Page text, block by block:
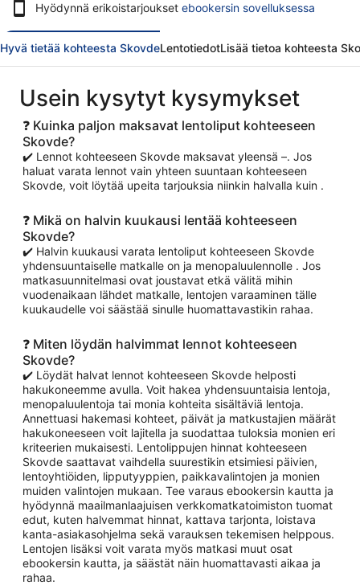
Hyödynnä erikoistarjoukset ebookersin sovelluksessa
Hyvä tietää kohteesta SkovdeLentotiedotLisää tietoa kohteesta
Usein kysytyt kysymykset
❓ Kuinka paljon maksavat lentoliput kohteeseen
Skovde?
✔️ Lennot kohteeseen Skovde maksavat yleensä –. Jos
haluat varata lennot vain yhteen suuntaan kohteeseen
Skovde, voit löytää upeita tarjouksia niinkin halvalla kuin .
❓ Mikä on halvin kuukausi lentää kohteeseen
Skovde?
✔️ Halvin kuukausi varata lentoliput kohteeseen Skovde
yhdensuuntaiselle matkalle on ja menopaluulennolle . Jos
matkasuunnitelmasi ovat joustavat etkä välitä mihin
vuodenaikaan lähdet matkalle, lentojen varaaminen tälle
kuukaudelle voi säästää sinulle huomattavastikin rahaa.
❓ Miten löydän halvimmat lennot kohteeseen
Skovde?
✔️ Löydät halvat lennot kohteeseen Skovde helposti
hakukoneemme avulla. Voit hakea yhdensuuntaisia lentoja,
menopaluulentoja tai monia kohteita sisältäviä lentoja.
Annettuasi hakemasi kohteet, päivät ja matkustajien määrät
hakukoneeseen voit lajitella ja suodattaa tuloksia monien eri
kriteerien mukaisesti. Lentolippujen hinnat kohteeseen
Skovde saattavat vaihdella suurestikin etsimiesi päivien,
lentoyhtiöiden, lipputyyppien, paikkavalintojen ja monien
muiden valintojen mukaan. Tee varaus ebookersin kautta ja
hyödynnä maailmanlaajuisen verkkomatkatoimiston tuomat
edut, kuten halvemmat hinnat, kattava tarjonta, loistava
kanta-asiakasohjelma sekä varauksen tekemisen helppous.
Lentojen lisäksi voit varata myös matkasi muut osat
ebookersin kautta, ja säästät näin huomattavasti aikaa ja
rahaa.